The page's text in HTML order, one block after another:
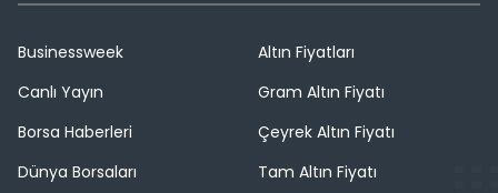
Businessweek
Canlı Yayın
Borsa Haberleri
Dünya Borsaları
Altın Fiyatları
Gram Altın Fiyatı
Çeyrek Altın Fiyatı
Tam Altın Fiyatı